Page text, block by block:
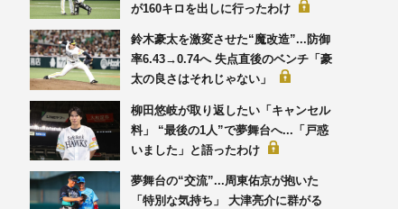
が160キロを出しに行ったわけ
鈴木豪太を激変させた“魔改造”...防御
率6.43→0.74へ 失点直後のベンチ「豪
太の良さはそれじゃない」
柳田悠岐が取り返したい「キャンセル
料」 “最後の1人”で夢舞台へ...「戸惑
いました」と語ったわけ
夢舞台の“交流”...周東佑京が抱いた
「特別な気持ち」 大津亮介に群がる